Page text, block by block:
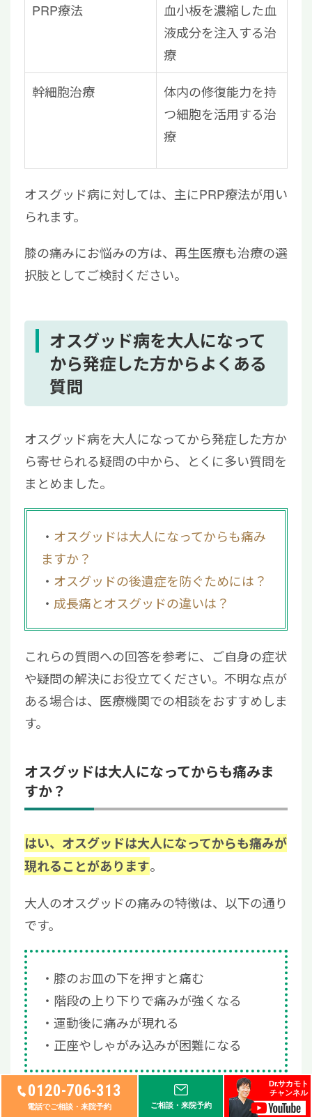
0120-706-313
電話でご相談・来院予約 ご相談・来院予約
Dr.サカモト
チャンネル
PRP療法
血小板を濃縮した血
液成分を注入する治
療
幹細胞治療
体内の修復能力を持
つ細胞を活用する治
療
オスグッド病に対しては、主にPRP療法が用い
られます。
膝の痛みにお悩みの方は、再生医療も治療の選
択肢としてご検討ください。
オスグッド病を大人になって
から発症した方からよくある
質問
オスグッド病を大人になってから発症した方か
ら寄せられる疑問の中から、とくに多い質問を
まとめました。
オスグッドは大人になってからも痛み
ますか？
オスグッドの後遺症を防ぐためには？
成長痛とオスグッドの違いは？
これらの質問への回答を参考に、ご自身の症状
や疑問の解決にお役立てください。不明な点が
ある場合は、医療機関での相談をおすすめしま
す。
オスグッドは大人になってからも痛みま
すか？
はい、オスグッドは大人になってからも痛みが
現れることがあります。
大人のオスグッドの痛みの特徴は、以下の通り
です。
膝のお皿の下を押すと痛む
階段の上り下りで痛みが強くなる
運動後に痛みが現れる
正座やしゃがみ込みが困難になる
このような症状が現れた場合は、早めに医療機